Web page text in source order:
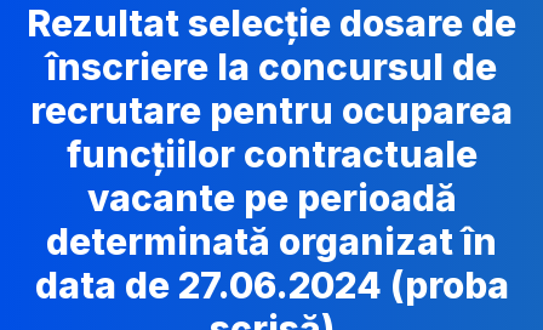
Rezultat selecție dosare de
înscriere la concursul de
recrutare pentru ocuparea
funcțiilor contractuale
vacante pe perioadă
determinată organizat în
data de 27.06.2024 (proba